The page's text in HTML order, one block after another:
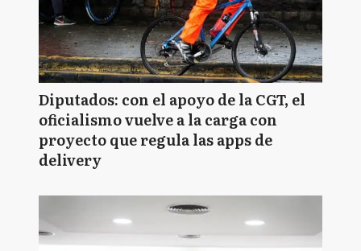
Diputados: con el apoyo de la CGT, el
oficialismo vuelve a la carga con
proyecto que regula las apps de
delivery